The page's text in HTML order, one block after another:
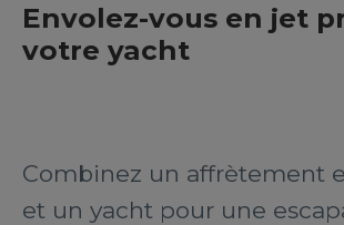
Envolez-vous en jet
votre yacht
Combinez un affrètement
et un yacht pour une